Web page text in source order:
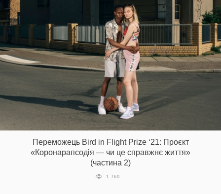
Переможець Bird in Flight Prize ‘21: Проєкт
«Коронарапсодія — чи це справжнє життя»
(частина 2)
1 760